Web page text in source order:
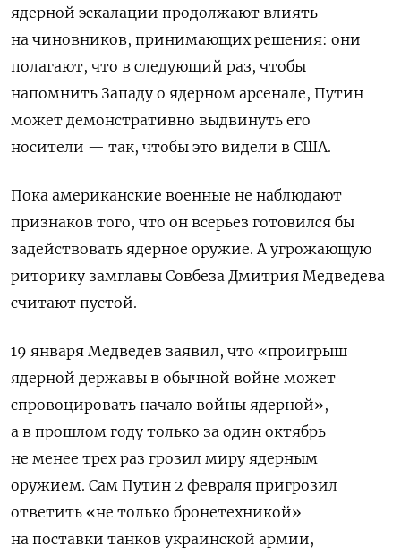
ядерной эскалации продолжают влиять
на чиновников, принимающих решения: они
полагают, что в следующий раз, чтобы
напомнить Западу о ядерном арсенале, Путин
может демонстративно выдвинуть его
носители — так, чтобы это видели в США.
Пока американские военные не наблюдают
признаков того, что он всерьез готовился бы
задействовать ядерное оружие. А угрожающую
риторику замглавы Совбеза Дмитрия Медведева
считают пустой.
19 января Медведев заявил, что «проигрыш
ядерной державы в обычной войне может
спровоцировать начало войны ядерной»,
а в прошлом году только за один октябрь
не менее трех раз грозил миру ядерным
оружием. Сам Путин 2 февраля пригрозил
ответить «не только бронетехникой»
на поставки танков украинской армии,